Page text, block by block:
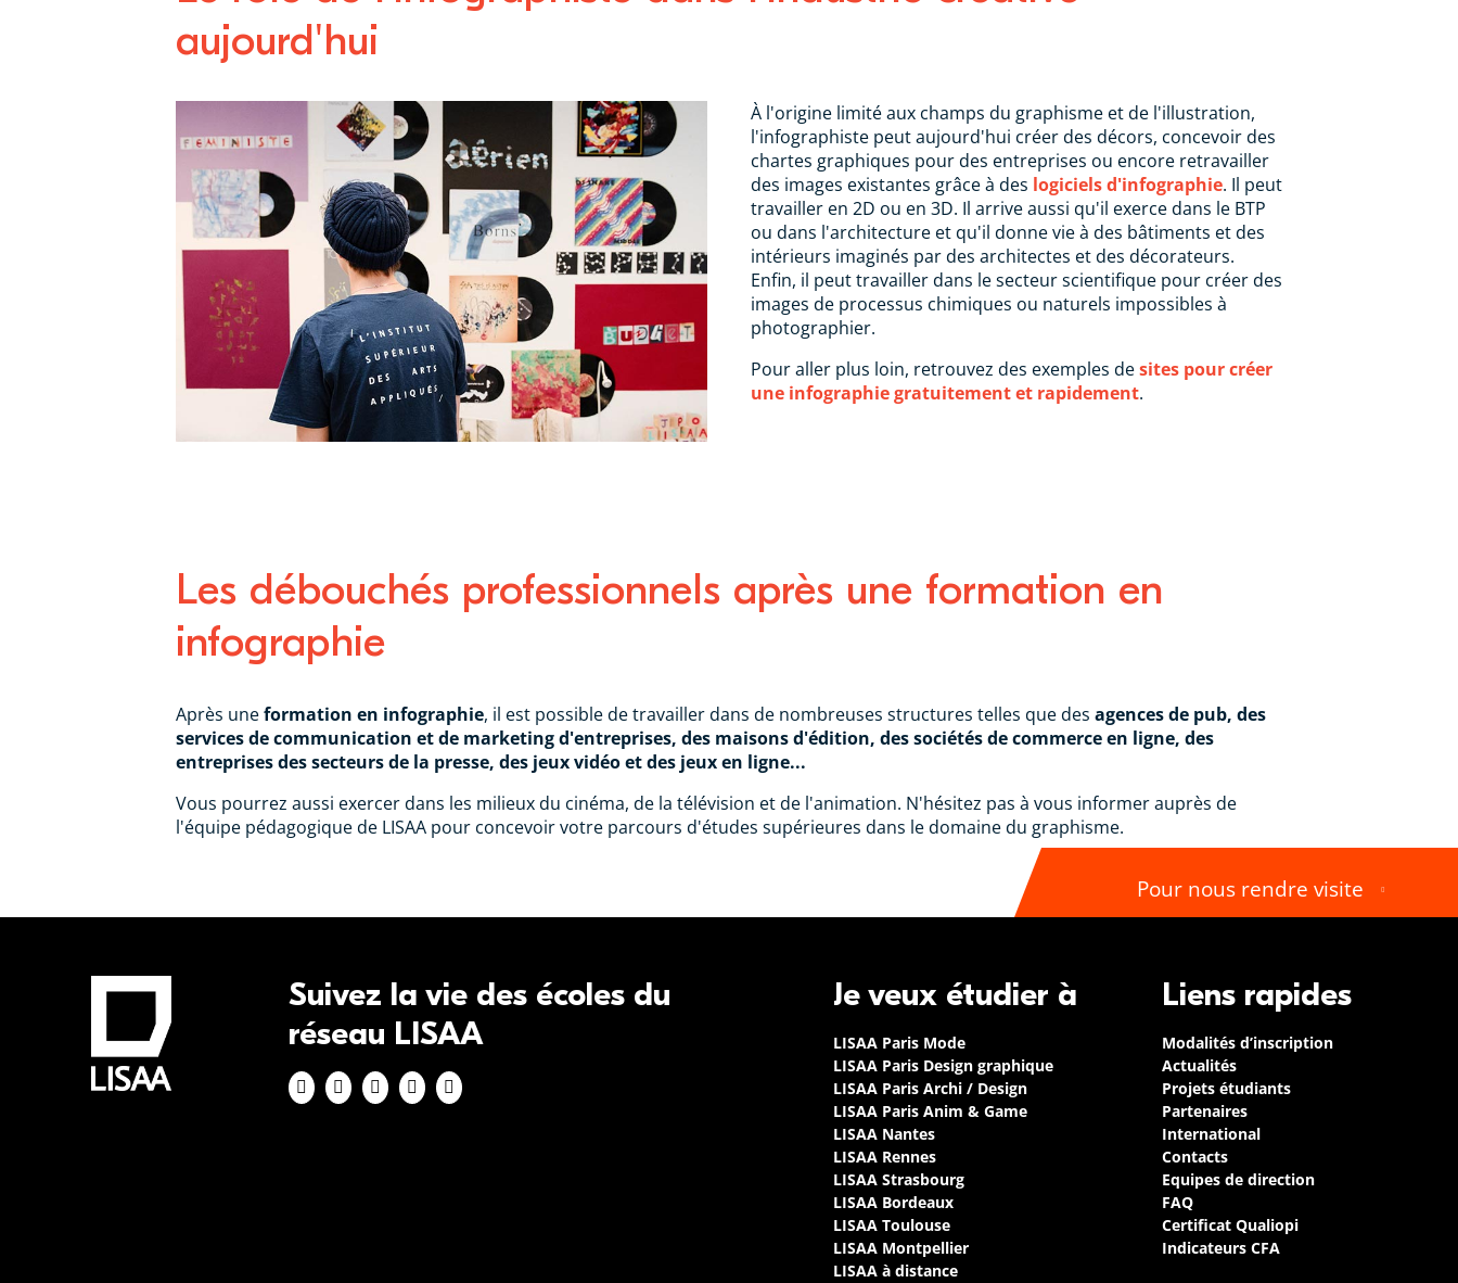
aujourd'hui
À l'origine limité aux champs du graphisme et de l'illustration,
l'infographiste peut aujourd'hui créer des décors, concevoir des
chartes graphiques pour des entreprises ou encore retravailler
des images existantes grâce à des logiciels d'infographie. Il peut
travailler en 2D ou en 3D. Il arrive aussi qu'il exerce dans le BTP
ou dans l'architecture et qu'il donne vie à des bâtiments et des
intérieurs imaginés par des architectes et des décorateurs.
Enfin, il peut travailler dans le secteur scientifique pour créer des
images de processus chimiques ou naturels impossibles à
photographier.
Pour aller plus loin, retrouvez des exemples desites pour créer
une infographie gratuitement et rapidement.
Les débouchés professionnels après une formation en
infographie
Après uneformation en infographie, il est possible de travailler dans de nombreuses structures telles que des agences de pub, des
services de communication et de marketing d'entreprises, des maisons d'édition, des sociétés de commerce en ligne, des
entreprises des secteurs de la presse, des jeux vidéo et des jeux en ligne...
Vous pourrez aussi exercer dans les milieux du cinéma, de la télévision et de l'animation. N'hésitez pas à vous informer auprès de
l'équipe pédagogique de LISAA pour concevoir votre parcours d'études supérieures dans le domaine du graphisme.
Pour nous rendre visite
Suivez la vie des écoles du
réseau LISAA
Je veux étudier à
LISAA Paris Mode
LISAA Paris Design graphique
LISAA Paris Archi / Design
LISAA Paris Anim & Game
LISAA Nantes
LISAA Rennes
LISAA Strasbourg
LISAA Bordeaux
LISAA Toulouse
LISAA Montpellier
LISAA à distance
Liens rapides
Modalités d’inscription
Actualités
Projets étudiants
Partenaires
International
Contacts
Equipes de direction
FAQ
Certificat Qualiopi
Indicateurs CFA